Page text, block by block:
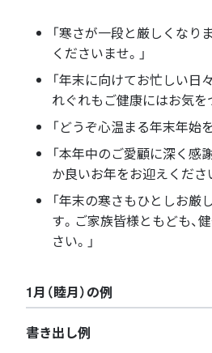
「寒さが一段と厳しくなり
くださいませ。」
「年末に向けてお忙しい日
れぐれもご健康にはお気を
「どうぞ心温まる年末年始
「本年中のご愛顧に深く感
か良いお年をお迎えくださ
「年末の寒さもひとしお厳
す。ご家族皆様ともども、
さい。」
1月（睦月）の例
書き出し例